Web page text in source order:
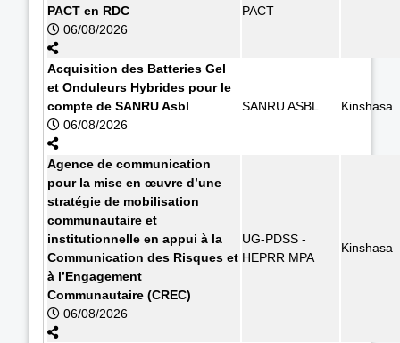
PACT en RDC
06/08/2026
PACT
Acquisition des Batteries Gel
et Onduleurs Hybrides pour le
compte de SANRU Asbl
06/08/2026
SANRU ASBL Kinshasa
Agence de communication
pour la mise en œuvre d’une
stratégie de mobilisation
communautaire et
institutionnelle en appui à la
Communication des Risques et
à l’Engagement
Communautaire (CREC)
06/08/2026
UG-PDSS -
HEPRR MPA
Kinshasa